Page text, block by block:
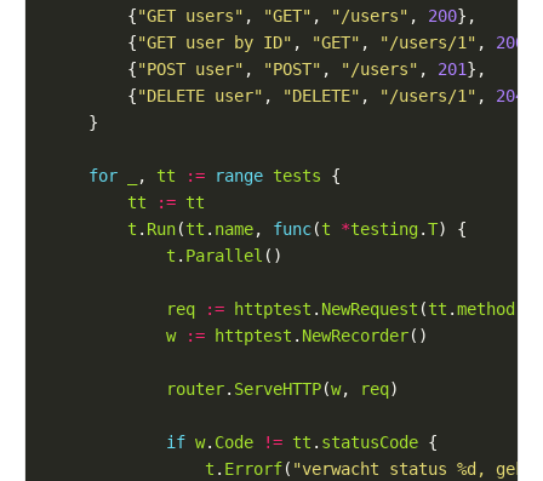
        {
"GET users" , "GET" , "/users" , 200
        {
"GET user by ID" , "GET" , "/users/1" , 200
        {
"POST user" , "POST" , "/users" , 201
        {
"DELETE user" , "DELETE" , "/users/1" , 204
for , tt := range tests
tt
:= tt
t . Run(tt . name, func(t *testing.T
t . Parallel
req := httptest . NewRequest (tt .method
w
:= httptest . NewRecorder
router. ServeHTTP(w, req
if w. Code != tt . statusCode
t . Errorf( "verwacht status %d,